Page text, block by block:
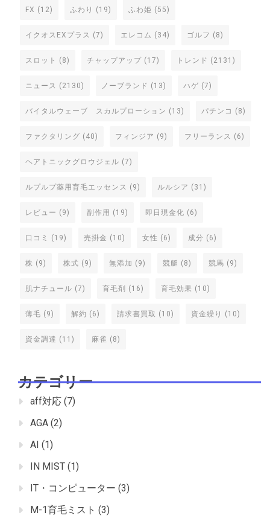
FX (12) ふわり (19) ふわ姫 (55)
イクオスEXプラス (7) エレコム (34) ゴルフ (8)
スロット (8) チャップアップ (17) トレンド (2131)
ニュース (2130) ノーブランド (13) ハゲ (7)
バイタルウェーブ スカルプローション (13) パチンコ (8)
ファクタリング (40) フィンジア (9) フリーランス (6)
ヘアトニックグロウジェル (7)
ルプルプ薬用育毛エッセンス (9) ルルシア (31)
レビュー (9) 副作用 (19) 即日現金化 (6)
口コミ (19) 売掛金 (10) 女性 (6) 成分 (6)
株 (9) 株式 (9) 無添加 (9) 競艇 (8) 競馬 (9)
肌ナチュール (7) 育毛剤 (16) 育毛効果 (10)
薄毛 (9) 解約 (6) 請求書買取 (10) 資金繰り (10)
資金調達 (11) 麻雀 (8)
カテゴリー
aff対応 (7)
AGA (2)
AI (1)
IN MIST (1)
IT・コンピューター (3)
M-1育毛ミスト (3)